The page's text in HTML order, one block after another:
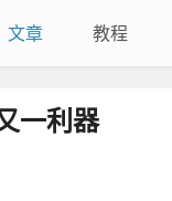
文章 教程
一利器